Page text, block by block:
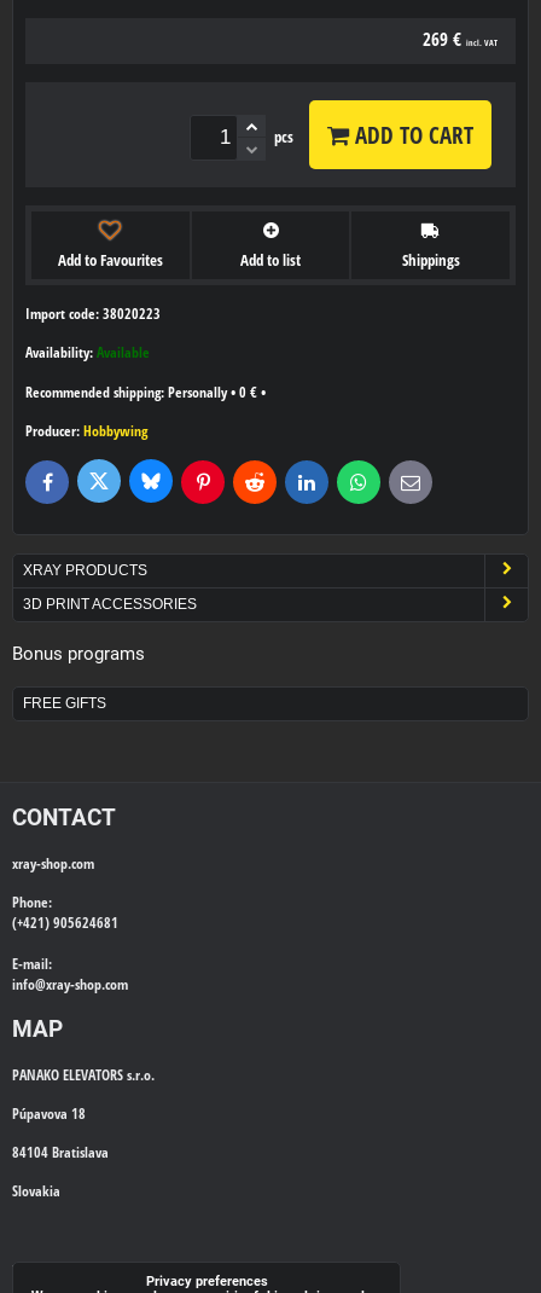
269 € incl. VAT
pcs ADD TO CART
Add to Favourites Add to list Shippings
Import code: 38020223
Availability: Available
Personally• 0 € •
Producer: Hobbywing
FacebookTwitter BlueskyPinterestReddit LinkedInWhatsApp
E-
mail
XRAY PRODUCTS
3D PRINT ACCESSORIES
Bonus programs
FREE GIFTS
CONTACT
xray-shop.com
Phone:
(+421) 905624681
E-mail:
info@xray-shop.com
MAP
PANAKO ELEVATORS s.r.o.
Púpavova 18
84104 Bratislava
Slovakia
WE'LL CALL YOU BACK
Privacy preferences